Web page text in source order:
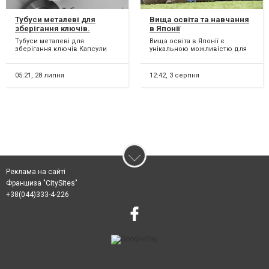
Тубуси металеві для
зберігання ключів.
Капсули часу.
Тубуси металеві для
зберігання ключів Капсули
пломбою Тубуси д...
05:21, 28 липня
Вища освіта та навчання
в Японії
Вища освіта в Японії є
унікальною можливістю для
освіти та дослідниц...
12:42, 3 серпня
Реклама на сайті
Франшиза "CitySites"
+38(044)333-4-226